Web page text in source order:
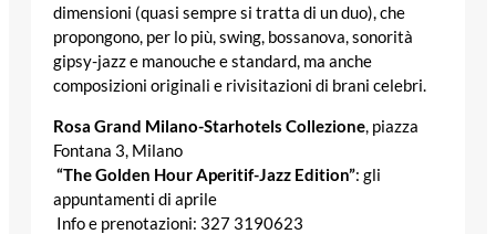
dimensioni (quasi sempre si tratta di un duo), che
propongono, per lo più, swing, bossanova, sonorità
gipsy-jazz e manouche e standard, ma anche
composizioni originali e rivisitazioni di brani celebri.
Rosa Grand Milano-Starhotels Collezione, piazza
Fontana 3, Milano
“The Golden Hour Aperitif-Jazz Edition”: gli
appuntamenti di aprile
Info e prenotazioni: 327 3190623